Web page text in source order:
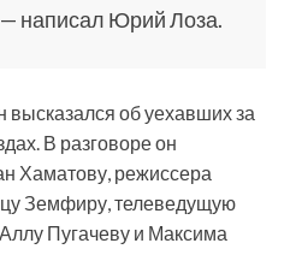
написал Юрий Лоза.
об уехавших за
В разговоре он
Хаматову, режиссера
Земфиру, телеведущую
Пугачеву и Максима